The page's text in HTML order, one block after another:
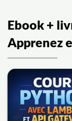
Ebook +
Apprenez